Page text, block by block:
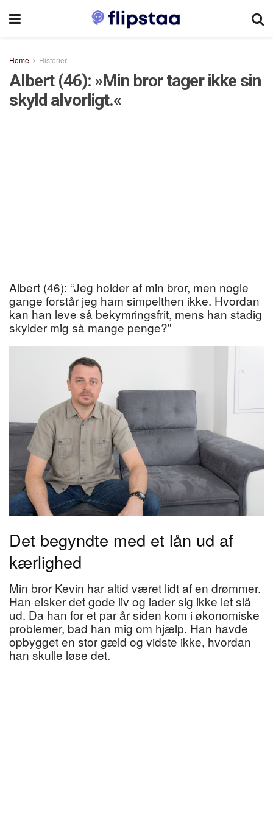
Home Historier
Albert (46): »Min bror tager ikke sin
skyld alvorligt.«
Albert (46): “Jeg holder af min bror, men nogle
gange forstår jeg ham simpelthen ikke. Hvordan
kan han leve så bekymringsfrit, mens han stadig
skylder mig så mange penge?”
Det begyndte med et lån ud af
kærlighed
Min bror Kevin har altid været lidt af en drømmer.
Han elsker det gode liv og lader sig ikke let slå
ud. Da han for et par år siden kom i økonomiske
problemer, bad han mig om hjælp. Han havde
opbygget en stor gæld og vidste ikke, hvordan
han skulle løse det.